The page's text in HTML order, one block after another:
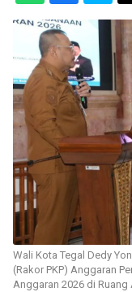
Wali Kota Tegal Dedy
(Rakor PKP) Anggaran
Anggaran 2026 di Ruang